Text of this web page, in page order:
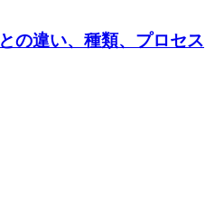
の違い、種類、プロセス